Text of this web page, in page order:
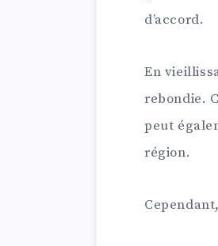
d’accord.
En
rebondie.
peut
région.